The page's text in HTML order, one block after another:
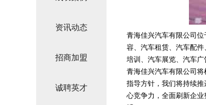
资讯动态
招商加盟
诚聘英才
青海佳兴汽车有限公司
容、汽车租赁、汽车配
培训、汽车展览、汽车
青海佳兴汽车有限公司
指导方针，我们将持续
心竞争力，全面刷新企